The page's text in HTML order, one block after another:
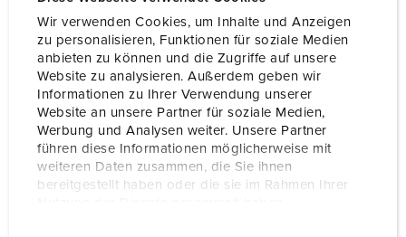
Wir verwenden Cookies, um Inhalte und Anzeigen
zu personalisieren, Funktionen für soziale Medien
anbieten zu können und die Zugriffe auf unsere
Website zu analysieren. Außerdem geben wir
Informationen zu Ihrer Verwendung unserer
Website an unsere Partner für soziale Medien,
Werbung und Analysen weiter. Unsere Partner
führen diese Informationen möglicherweise mit
weiteren Daten zusammen, die Sie ihnen
bereitgestellt haben oder die sie im Rahmen Ihrer
et NBN EN 60529
Tableau des degrés de protection IP
1er chiffre :
Protection contre les